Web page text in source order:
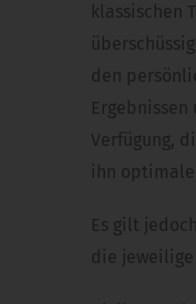
klassischen
den
Verfügung,
ihn
Es gilt
die